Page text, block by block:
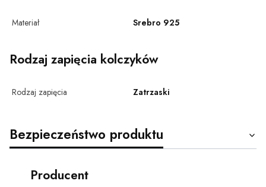
Materiał Srebro 925
Rodzaj zapięcia kolczyków
Rodzaj zapięcia Zatrzaski
Bezpieczeństwo produktu
Producent